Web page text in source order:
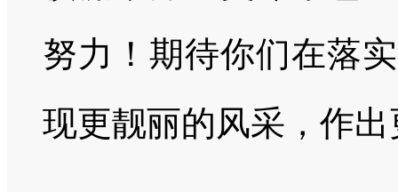
努力！期待你们在落
现更靓丽的风采，作